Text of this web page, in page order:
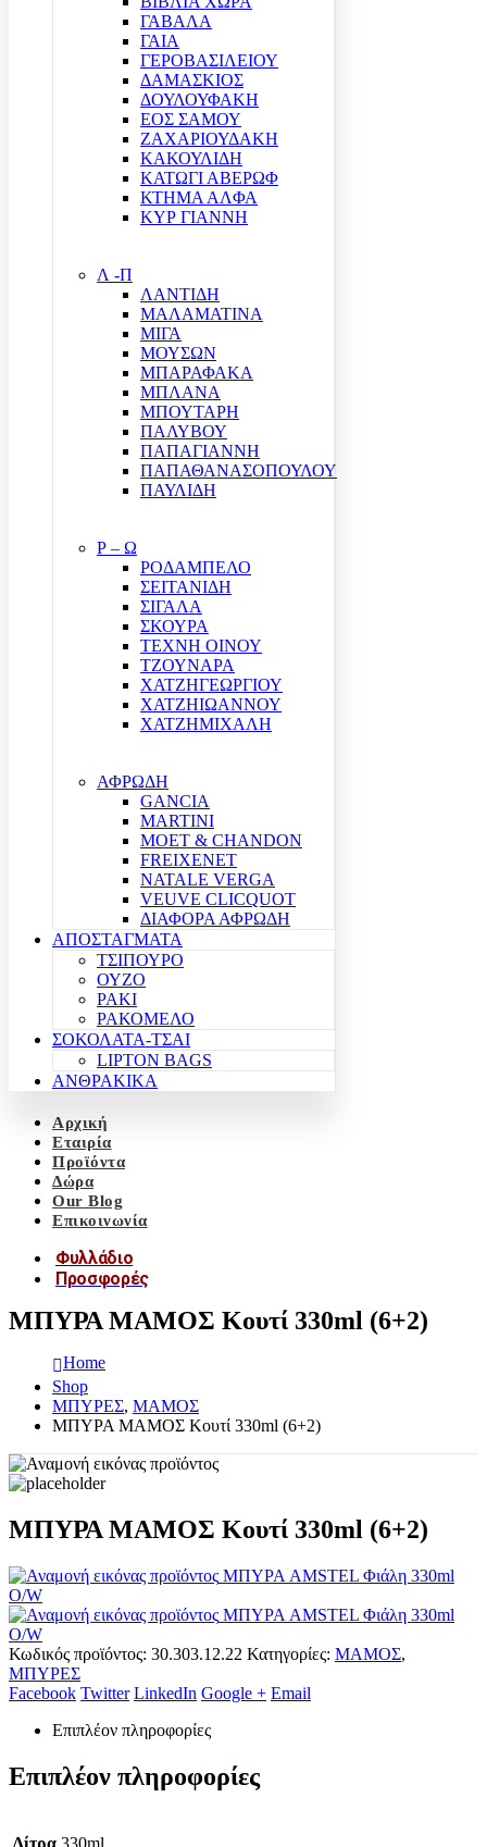
ΓΑΒΑΛΑ
ΓΑΙΑ
ΓΕΡΟΒΑΣΙΛΕΙΟΥ
ΔΑΜΑΣΚΙΟΣ
ΔΟΥΛΟΥΦΑΚΗ
ΕΟΣ ΣΑΜΟΥ
ΖΑΧΑΡΙΟΥΔΑΚΗ
ΚΑΚΟΥΛΙΔΗ
ΚΑΤΩΓΙ ΑΒΕΡΩΦ
ΚΤΗΜΑ ΑΛΦΑ
ΚΥΡ ΓΙΑΝΝΗ
Λ -Π
ΛΑΝΤΙΔΗ
ΜΑΛΑΜΑΤΙΝΑ
ΜΙΓΑ
ΜΟΥΣΩΝ
ΜΠΑΡΑΦΑΚΑ
ΜΠΛΑΝΑ
ΜΠΟΥΤΑΡΗ
ΠΑΛΥΒΟΥ
ΠΑΠΑΓΙΑΝΝΗ
ΠΑΠΑΘΑΝΑΣΟΠΟΥΛΟΥ
ΠΑΥΛΙΔΗ
Ρ – Ω
ΡΟΔΑΜΠΕΛΟ
ΣΕΙΤΑΝΙΔΗ
ΣΙΓΑΛΑ
ΣΚΟΥΡΑ
ΤΕΧΝΗ ΟΙΝΟΥ
ΤΖΟΥΝΑΡΑ
ΧΑΤΖΗΓΕΩΡΓΙΟΥ
ΧΑΤΖΗΙΩΑΝΝΟΥ
ΧΑΤΖΗΜΙΧΑΛΗ
ΑΦΡΩΔΗ
GANCIA
MARTINI
MOET & CHANDON
FREIXENET
NATALE VERGA
VEUVE CLICQUOT
ΔΙΑΦΟΡΑ ΑΦΡΩΔΗ
ΑΠΟΣΤΑΓΜΑΤΑ
ΤΣΙΠΟΥΡΟ
ΟΥΖΟ
ΡΑΚΙ
ΡΑΚΟΜΕΛΟ
ΣΟΚΟΛΑΤΑ-ΤΣΑΙ
LIPTON BAGS
ΑΝΘΡΑΚΙΚΑ
Αρχική
Εταιρία
Προϊόντα
Δώρα
Our Blog
Επικοινωνία
Φυλλάδιο
Προσφορές
ΜΠΥΡΑ ΜΑΜΟΣ Κουτί 330ml (6+2)
Home
Shop
ΜΠΥΡΕΣ, ΜΑΜΟΣ
ΜΠΥΡΑ ΜΑΜΟΣ Κουτί 330ml (6+2)
ΜΠΥΡΑ ΜΑΜΟΣ Κουτί 330ml (6+2)
ΜΠΥΡΑ AMSTEL Φιάλη 330ml
O/W
ΜΠΥΡΑ AMSTEL Φιάλη 330ml
O/W
Κωδικός προϊόντος: 30.303.12.22 Κατηγορίες: ΜΑΜΟΣ,
ΜΠΥΡΕΣ
Facebook Twitter LinkedIn Google + Email
Επιπλέον πληροφορίες
Επιπλέον πληροφορίες
Λίτρα 330ml